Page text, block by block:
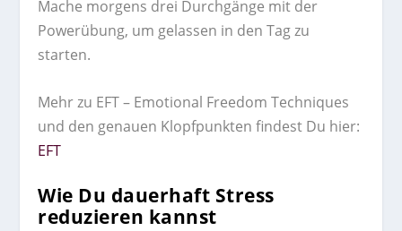
Mache morgens drei Durchgänge mit der
Powerübung, um gelassen in den Tag zu
starten.
Mehr zu EFT – Emotional Freedom Techniques
und den genauen Klopfpunkten findest Du hier:
EFT
Wie Du dauerhaft Stress
reduzieren kannst